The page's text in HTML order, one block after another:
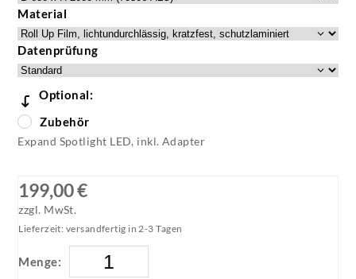
Material
Datenprüfung
Optional:
Zubehör
Expand Spotlight LED, inkl. Adapter
199,00 €
zzgl. MwSt.
Lieferzeit: versandfertig in 2-3 Tagen
Menge: